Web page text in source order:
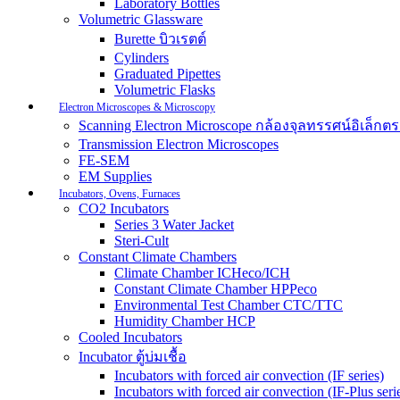
Laboratory Bottles
Volumetric Glassware
Burette บิวเรตต์
Cylinders
Graduated Pipettes
Volumetric Flasks
Electron Microscopes & Microscopy
Scanning Electron Microscope กล้องจุลทรรศน์อิเล็ก
Transmission Electron Microscopes
FE-SEM
EM Supplies
Incubators, Ovens, Furnaces
CO2 Incubators
Series 3 Water Jacket
Steri-Cult
Constant Climate Chambers
Climate Chamber ICHeco/ICH
Constant Climate Chamber HPPeco
Environmental Test Chamber CTC/TTC
Humidity Chamber HCP
Cooled Incubators
Incubator ตู้บ่มเชื้อ
Incubators with forced air convection (IF series)
Incubators with forced air convection (IF-Plus